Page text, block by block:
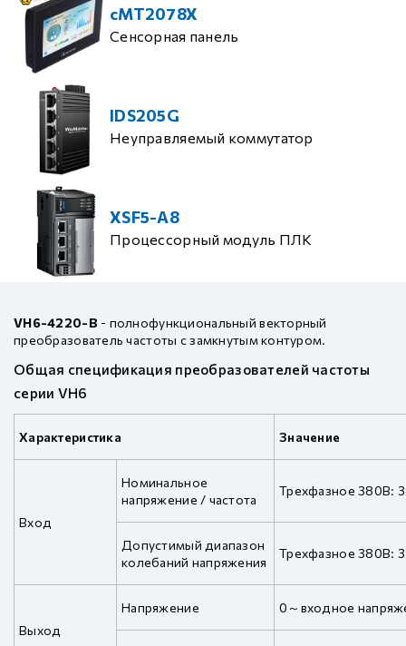
cMT2078X
Сенсорная панель
IDS205G
Неуправляемый коммутатор
XSF5-A8
Процессорный модуль ПЛК
VH6-4220-B - полнофункциональный векторный
преобразователь частоты с замкнутым контуром.
Общая спецификация преобразователей частоты
серии VH6
Характеристика Значение
Вход
Номинальное
напряжение / частота
Трехфазное 380В:
Допустимый диапазон
колебаний напряжения
Трехфазное 380В:
Выход
Напряжение 0～входное